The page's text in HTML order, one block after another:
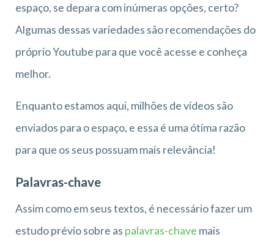
espaço, se depara com inúmeras opções, certo?
Algumas dessas variedades são recomendações do
próprio Youtube para que você acesse e conheça
melhor.
Enquanto estamos aqui, milhões de vídeos são
enviados para o espaço, e essa é uma ótima razão
para que os seus possuam mais relevância!
Palavras-chave
Assim como em seus textos, é necessário fazer um
estudo prévio sobre as palavras-chave mais